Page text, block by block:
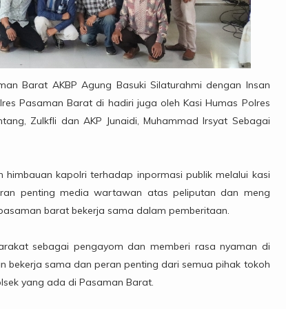
Barat AKBP Agung Basuki Silaturahmi dengan Insan
Pasaman Barat di hadiri juga oleh Kasi Humas Polres
Zulkfli dan AKP Junaidi, Muhammad Irsyat Sebagai
himbauan kapolri terhadap inpormasi publik melalui kasi
penting media wartawan atas peliputan dan meng
barat bekerja sama dalam pemberitaan.
sebagai pengayom dan memberi rasa nyaman di
bekerja sama dan peran penting dari semua pihak tokoh
yang ada di Pasaman Barat.